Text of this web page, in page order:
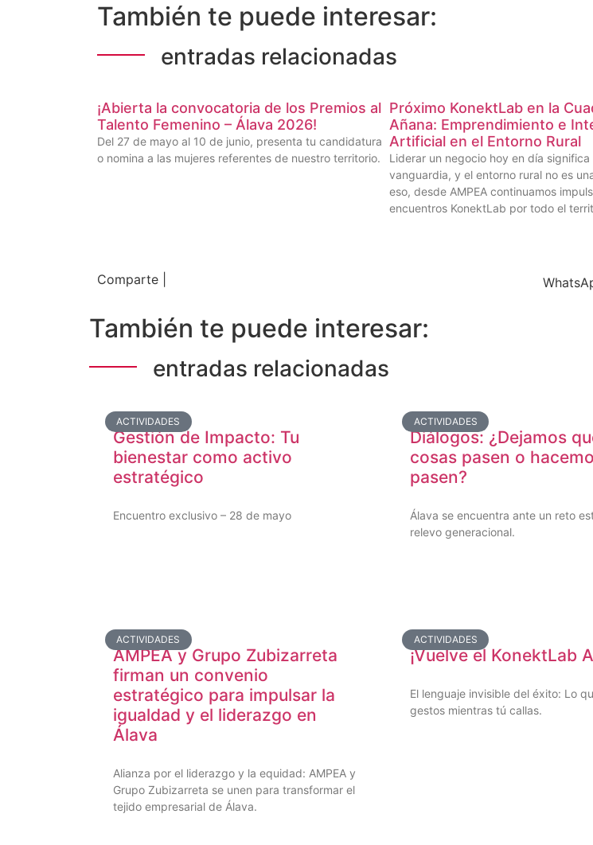
También te puede interesar:
entradas relacionadas
¡Abierta la convocatoria de los Premios al
Talento Femenino – Álava 2026!
Del 27 de mayo al 10 de junio, presenta tu candidatura
o nomina a las mujeres referentes de nuestro territorio.
Próximo KonektLab en la
Añana: Emprendimiento e
Artificial en el Entorno Rural
Liderar un negocio hoy en día significa
vanguardia, y el entorno rural no es
eso, desde AMPEA continuamos
encuentros KonektLab por todo el
Comparte |
También te puede interesar:
entradas relacionadas
ACTIVIDADES
Gestión de Impacto: Tu
bienestar como activo
estratégico
Encuentro exclusivo – 28 de mayo
ACTIVIDADES
Diálogos: ¿Dejamos
cosas pasen o
pasen?
Álava se encuentra ante un reto
relevo generacional.
ACTIVIDADES
AMPEA y Grupo Zubizarreta
firman un convenio
estratégico para impulsar la
igualdad y el liderazgo en
Álava
Alianza por el liderazgo y la equidad: AMPEA y
Grupo Zubizarreta se unen para transformar el
tejido empresarial de Álava.
ACTIVIDADES
¡Vuelve el KonektLab
El lenguaje invisible del éxito: Lo
gestos mientras tú callas.